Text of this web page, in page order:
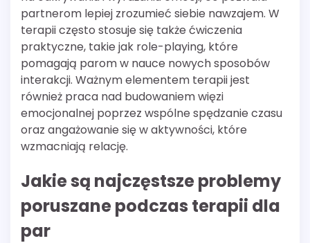
partnerom lepiej zrozumieć siebie nawzajem. W
terapii często stosuje się także ćwiczenia
praktyczne, takie jak role-playing, które
pomagają parom w nauce nowych sposobów
interakcji. Ważnym elementem terapii jest
również praca nad budowaniem więzi
emocjonalnej poprzez wspólne spędzanie czasu
oraz angażowanie się w aktywności, które
wzmacniają relację.
Jakie są najczęstsze problemy
poruszane podczas terapii dla
par